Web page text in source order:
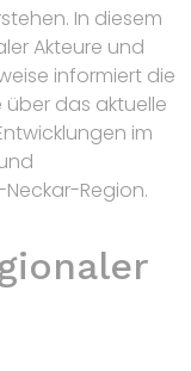
In diesem
Akteure und
informiert die
über das aktuelle
im
Region.